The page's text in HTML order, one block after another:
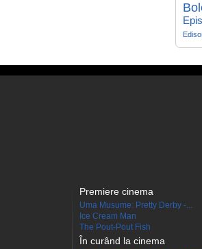
Premiere cinema
Uma Musume: Pretty Derby -...
Ice Cream Man
The Pout-Pout Fish
În curând la cinema